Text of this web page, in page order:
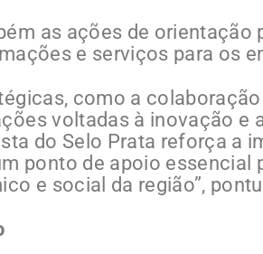
as ações de orientação
e serviços para os
como a
voltadas à inovação e
do Selo Prata reforça a
ponto de apoio essencial
e social da região”,